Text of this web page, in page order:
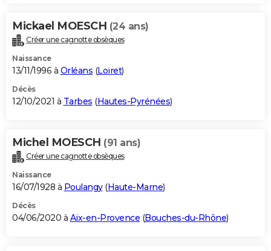
Bricolage
Lifestyle
Culture
Sport
Auto
Television
Voyage
Cinema
Mickael MOESCH (24 ans)
Créer une cagnotte obsèques
Naissance
13/11/1996 à Orléans (Loiret)
Décès
12/10/2021 à Tarbes (Hautes-Pyrénées)
Michel MOESCH (91 ans)
Créer une cagnotte obsèques
Naissance
16/07/1928 à Poulangy(Haute-Marne)
Décès
04/06/2020 à Aix-en-Provence (Bouches-du-Rhône)